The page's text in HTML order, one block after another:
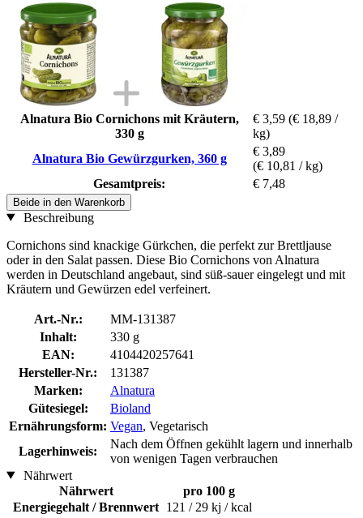
Alnatura Bio Cornichons mit Kräutern,
330 g
€ 3,59 (€ 18,89 /
kg)
Alnatura Bio Gewürzgurken, 360 g
€ 3,89
(€ 10,81 / kg)
Gesamtpreis:
€ 7,48
Beide in den Warenkorb
Beschreibung
Cornichons sind knackige Gürkchen, die perfekt zur Brettljause
oder in den Salat passen. Diese Bio Cornichons von Alnatura
werden in Deutschland angebaut, sind süß-sauer eingelegt und mit
Kräutern und Gewürzen edel verfeinert.
Art.-Nr.:
MM-131387
Inhalt:
330 g
EAN:
4104420257641
Hersteller-Nr.:
131387
Marken:
Alnatura
Gütesiegel:
Bioland
Ernährungsform: Vegan, Vegetarisch
Lagerhinweis:
Nach dem Öffnen gekühlt lagern und innerhalb
von wenigen Tagen verbrauchen
Nährwert
Nährwert
pro 100 g
Energiegehalt / Brennwert 121 / 29 kj / kcal